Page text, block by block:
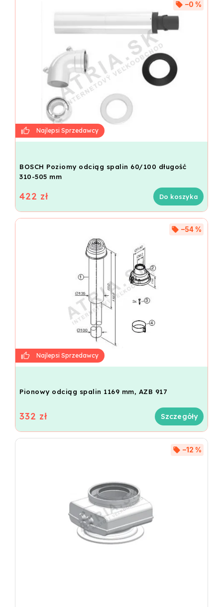
BOSCH Poziomy odciąg spalin 60/100 długość
310-505 mm
–0 %
422 zł Do koszyka
Pionowy odciąg spalin 1169 mm, AZB 917
–54 %
332 zł Szczegóły
–12 %